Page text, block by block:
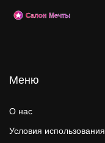
Меню
О нас
Условия использования